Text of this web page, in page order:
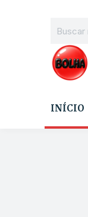
INÍCIO